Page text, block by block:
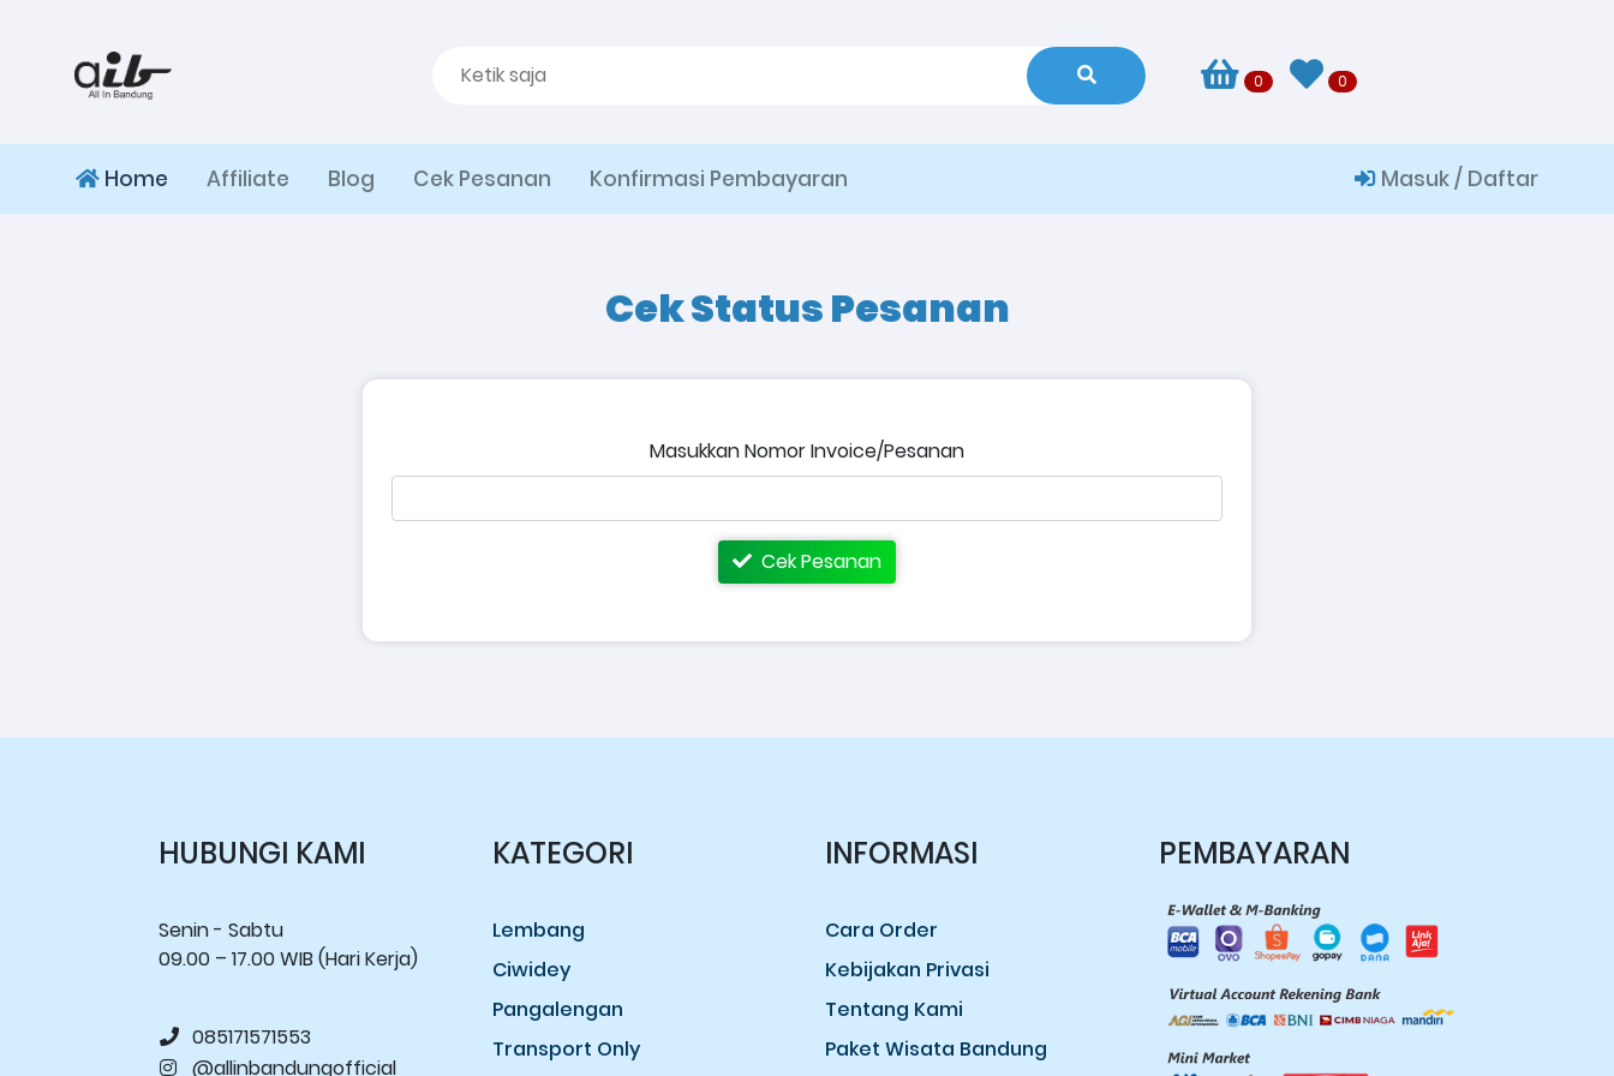
0 0
Home Affiliate Blog Cek Pesanan Konfirmasi Pembayaran Masuk / Daftar
Cek Status Pesanan
Masukkan Nomor Invoice/Pesanan
Cek Pesanan
HUBUNGI KAMI
Senin - Sabtu
09.00 – 17.00 WIB (Hari Kerja)
085171571553
@allinbandungofficial
KATEGORI
Lembang
Ciwidey
Pangalengan
Transport Only
INFORMASI
Cara Order
Kebijakan Privasi
Tentang Kami
Paket Wisata Bandung
PEMBAYARAN